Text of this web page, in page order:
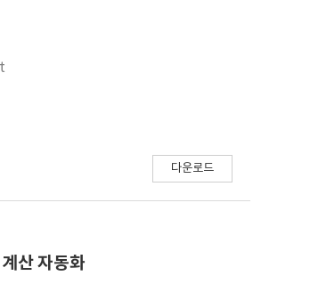
되는 살포 방법 인 습염식 살포 방법
위하여 매끄러 운 화강판 및 고형 염
량 대비 약 10% 과 소평가되어 측정
습염식 살포 기준 에서 염화칼슘 수
또한 노면 온도가 측정 성능에 영향을
다운로드
산 자동화